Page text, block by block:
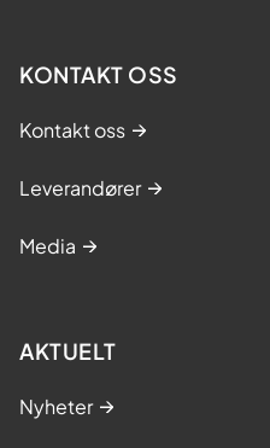
KONTAKT OSS
Kontakt oss
Leverandører
Media
AKTUELT
Nyheter